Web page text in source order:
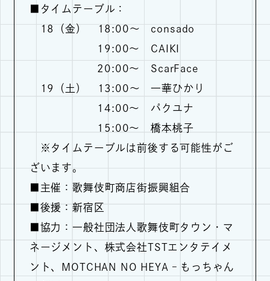
■タイムテーブル：
18（金） 18:00～ consado
19:00～ CAIKI
20:00～ ScarFace
19（土） 13:00～ 一華ひかり
14:00～ パクユナ
15:00～ 橋本桃子
※タイムテーブルは前後する可能性がご
ざいます。
■主催：歌舞伎町商店街振興組合
■後援：新宿区
■協力：一般社団法人歌舞伎町タウン・マ
ネージメント、株式会社TSTエンタテイメ
ント、MOTCHAN NO HEYA – もっちゃん